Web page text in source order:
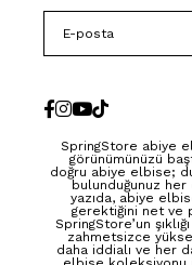
SpringStore abiye
görünümünüzü
doğru abiye elbise;
bulunduğunuz
yazıda, abiye
gerektiğini net ve
SpringStore’un
zahmetsizce
daha iddialı ve her